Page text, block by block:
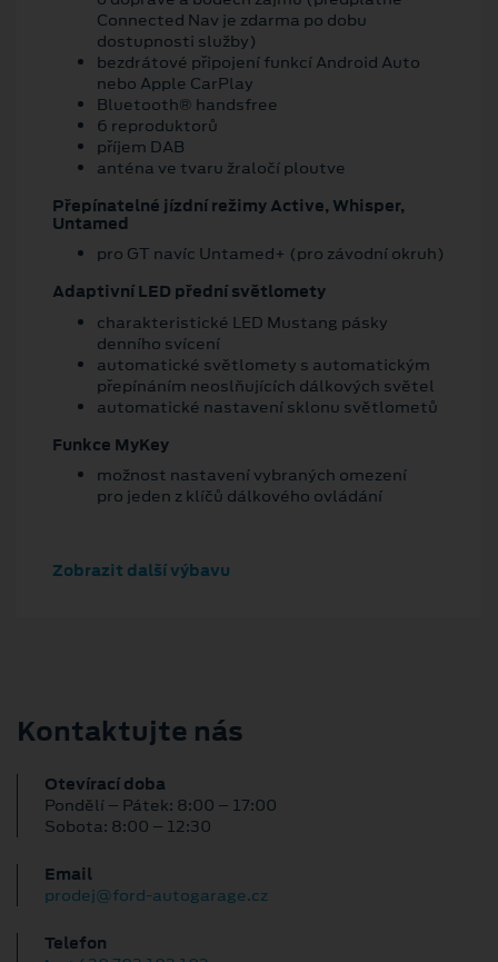
Connected Nav je zdarma po dobu
dostupnosti služby)
bezdrátové připojení funkcí Android Auto
nebo Apple CarPlay
Bluetooth® handsfree
6 reproduktorů
příjem DAB
anténa ve tvaru žraločí ploutve
Přepínatelné jízdní režimy Active, Whisper,
Untamed
pro GT navíc Untamed+ (pro závodní okruh)
Adaptivní LED přední světlomety
charakteristické LED Mustang pásky
denního svícení
automatické světlomety s automatickým
přepínáním neoslňujících dálkových světel
automatické nastavení sklonu světlometů
Funkce MyKey
možnost nastavení vybraných omezení
pro jeden z klíčů dálkového ovládání
Zobrazit další výbavu
Kontaktujte nás
Otevírací doba
Pondělí – Pátek: 8:00 – 17:00
Sobota: 8:00 – 12:30
Email
prodej@ford-autogarage.cz
Telefon